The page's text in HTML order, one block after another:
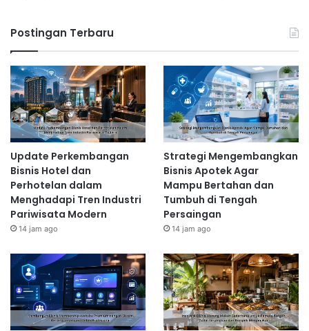
Postingan Terbaru
Update Perkembangan
Bisnis Hotel dan
Perhotelan dalam
Menghadapi Tren Industri
Pariwisata Modern
14 jam ago
Strategi Mengembangkan
Bisnis Apotek Agar
Mampu Bertahan dan
Tumbuh di Tengah
Persaingan
14 jam ago